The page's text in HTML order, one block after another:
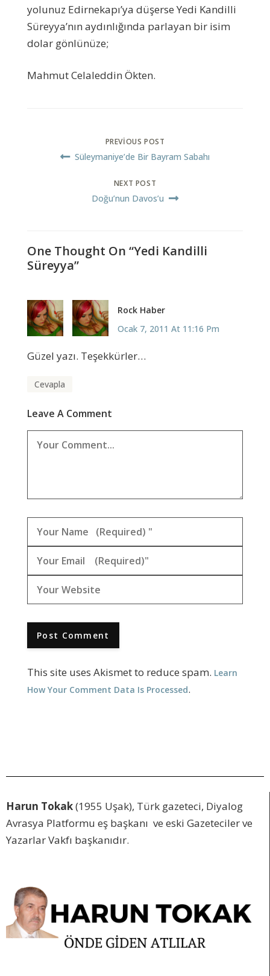
yolunuz Edirnekapı’ya düşerse Yedi Kandilli
Süreyya’nın aydınlığında parlayan bir isim
dolar gönlünüze;
Mahmut Celaleddin Ökten.
PREVIOUS POST
Süleymaniye’de Bir Bayram Sabahı
NEXT POST
Doğu’nun Davos’u
One Thought On “Yedi Kandilli
Süreyya”
Rock Haber
Ocak 7, 2011 At 11:16 Pm
Güzel yazı. Teşekkürler…
Cevapla
Leave A Comment
This site uses Akismet to reduce spam. Learn
How Your Comment Data Is Processed.
Harun Tokak(1955 Uşak), Türk gazeteci, Diyalog
Avrasya Platformu eş başkanı ve eski Gazeteciler ve
Yazarlar Vakfı başkanıdır.